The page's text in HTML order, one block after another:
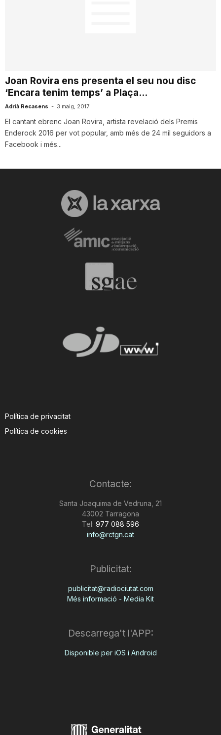
Joan Rovira ens presenta el seu nou disc
‘Encara tenim temps’ a Plaça...
Adrià Recasens - 3 maig, 2017
El cantant ebrenc Joan Rovira, artista revelació dels Premis
Enderock 2016 per vot popular, amb més de 24 mil seguidors a
Facebook i més...
Política de privacitat
Política de cookies
Contacte:
Santa Joaquima de Vedruna, 21
43002 Tarragona
Tel: 977 088 596
info@rctgn.cat
Publicitat:
publicitat@radiociutat.com
Més informació - Media Kit
Descarrega't l'APP:
Disponible per iOS i Android